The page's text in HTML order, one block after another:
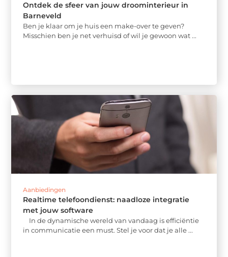
Ontdek de sfeer van jouw droominterieur in
Barneveld
Ben je klaar om je huis een make-over te geven?
Misschien ben je net verhuisd of wil je gewoon wat ...
Aanbiedingen
Realtime telefoondienst: naadloze integratie
met jouw software
In de dynamische wereld van vandaag is efficiëntie
in communicatie een must. Stel je voor dat je alle ...